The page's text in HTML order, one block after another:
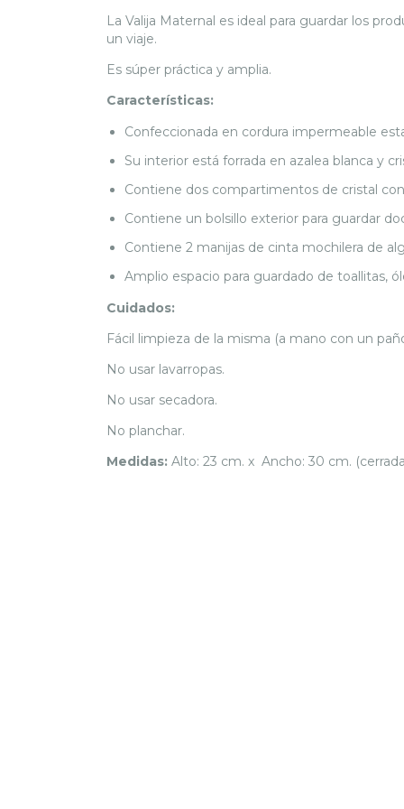
La Valija Maternal es ideal para guardar los
un viaje.
Es súper práctica y amplia.
Características:
Confeccionada en cordura impermeable
Su interior está forrada en azalea blanca y
Contiene dos compartimentos de cristal
Contiene un bolsillo exterior para guardar
Contiene 2 manijas de cinta mochilera de
Amplio espacio para guardado de toallitas,
Cuidados:
Fácil limpieza de la misma (a mano con un
No usar lavarropas.
No usar secadora.
No planchar.
Medidas: Alto: 23 cm. x Ancho: 30 cm.